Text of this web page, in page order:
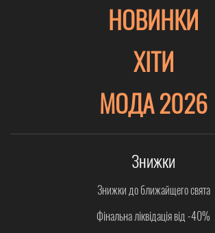
НОВИНКИ
ХІТИ
МОДА 2026
Знижки
Знижки до ближайщего свята
Фінальна ліквідація від -40%